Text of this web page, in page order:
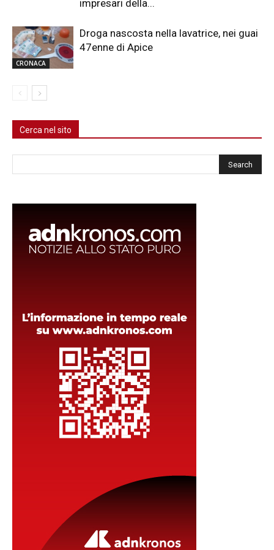
impresari della...
CRONACA
Droga nascosta nella lavatrice, nei guai
47enne di Apice
Cerca nel sito